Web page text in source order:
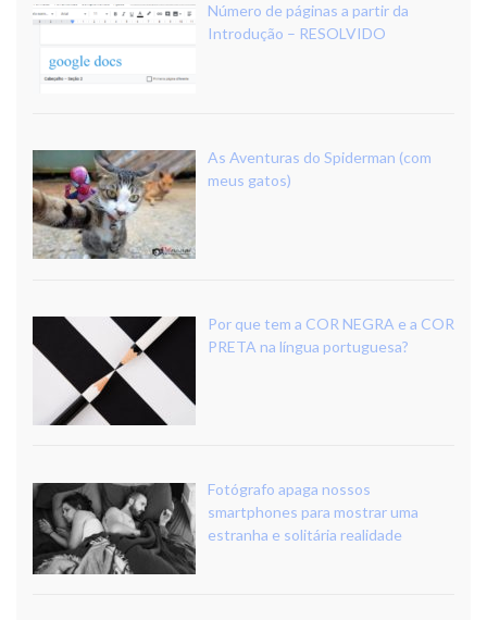
Número de páginas a partir da
Introdução – RESOLVIDO
As Aventuras do Spiderman (com
meus gatos)
Por que tem a COR NEGRA e a COR
PRETA na língua portuguesa?
Fotógrafo apaga nossos
smartphones para mostrar uma
estranha e solitária realidade